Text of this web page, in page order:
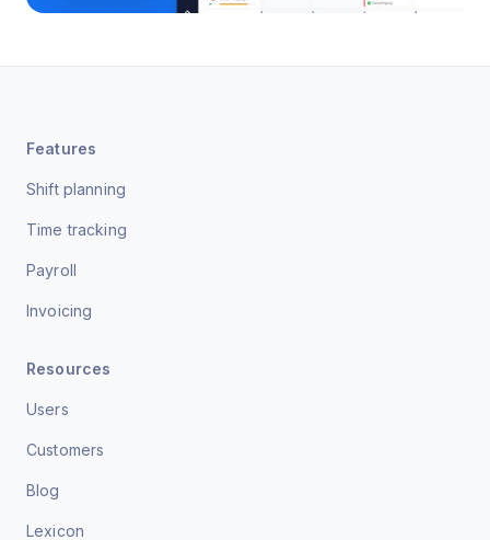
Features
Shift planning
Time tracking
Payroll
Invoicing
Resources
Users
Customers
Blog
Lexicon